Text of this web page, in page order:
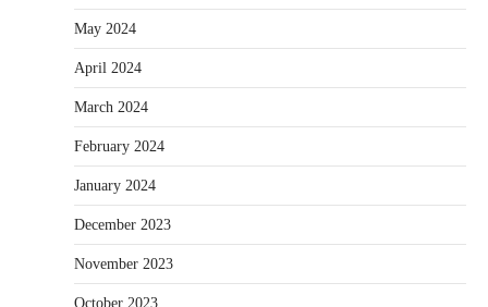
May 2024
April 2024
March 2024
February 2024
January 2024
December 2023
November 2023
October 2023